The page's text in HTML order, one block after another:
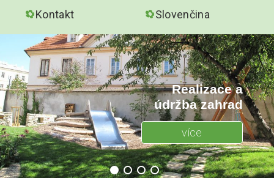
Kontakt Slovenčina
Realizace a
údržba zahrad
více